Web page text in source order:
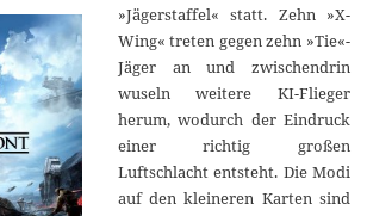
»Jägerstaffel« statt. Zehn »X-
Wing« treten gegen zehn »Tie«-
Jäger an und zwischendrin
wuseln weitere KI-Flieger
herum, wodurch der Eindruck
einer richtig großen
Luftschlacht entsteht. Die Modi
auf den kleineren Karten sind